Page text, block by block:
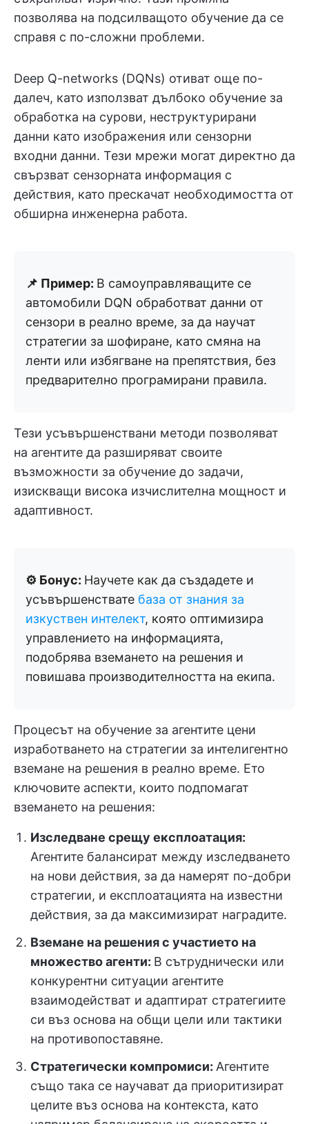
позволява на подсилващото обучение да се
справя с по-сложни проблеми.
Deep Q-networks (DQNs) отиват още по-
далеч, като използват дълбоко обучение за
обработка на сурови, неструктурирани
данни като изображения или сензорни
входни данни. Тези мрежи могат директно да
свързват сензорната информация с
действия, като прескачат необходимостта от
обширна инженерна работа.
📌 Пример: В самоуправляващите се
автомобили DQN обработват данни от
сензори в реално време, за да научат
стратегии за шофиране, като смяна на
ленти или избягване на препятствия, без
предварително програмирани правила.
Тези усъвършенствани методи позволяват
на агентите да разширяват своите
възможности за обучение до задачи,
изискващи висока изчислителна мощност и
адаптивност.
⚙️ Бонус: Научете как да създадете и
усъвършенствате база от знания за
изкуствен интелект, която оптимизира
управлението на информацията,
подобрява вземането на решения и
повишава производителността на екипа.
Процесът на обучение за агентите цени
изработването на стратегии за интелигентно
вземане на решения в реално време. Ето
ключовите аспекти, които подпомагат
вземането на решения:
Изследване срещу експлоатация:
Агентите балансират между изследването
на нови действия, за да намерят по-добри
стратегии, и експлоатацията на известни
действия, за да максимизират наградите.
Вземане на решения с участието на
множество агенти: В сътруднически или
конкурентни ситуации агентите
взаимодействат и адаптират стратегиите
си въз основа на общи цели или тактики
на противопоставяне.
Стратегически компромиси: Агентите
също така се научават да приоритизират
целите въз основа на контекста, като